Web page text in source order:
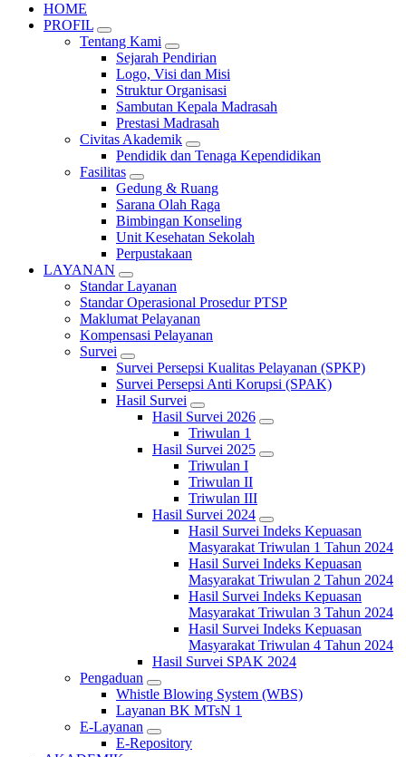
HOME
PROFIL
Tentang Kami
Sejarah Pendirian
Logo, Visi dan Misi
Struktur Organisasi
Sambutan Kepala Madrasah
Prestasi Madrasah
Civitas Akademik
Pendidik dan Tenaga Kependidikan
Fasilitas
Gedung & Ruang
Sarana Olah Raga
Bimbingan Konseling
Unit Kesehatan Sekolah
Perpustakaan
LAYANAN
Standar Layanan
Standar Operasional Prosedur PTSP
Maklumat Pelayanan
Kompensasi Pelayanan
Survei
Survei Persepsi Kualitas Pelayanan (SPKP)
Survei Persepsi Anti Korupsi (SPAK)
Hasil Survei
Hasil Survei 2026
Triwulan 1
Hasil Survei 2025
Triwulan I
Triwulan II
Triwulan III
Hasil Survei 2024
Hasil Survei Indeks Kepuasan
Masyarakat Triwulan 1 Tahun 2024
Hasil Survei Indeks Kepuasan
Masyarakat Triwulan 2 Tahun 2024
Hasil Survei Indeks Kepuasan
Masyarakat Triwulan 3 Tahun 2024
Hasil Survei Indeks Kepuasan
Masyarakat Triwulan 4 Tahun 2024
Hasil Survei SPAK 2024
Pengaduan
Whistle Blowing System (WBS)
Layanan BK MTsN 1
E-Layanan
E-Repository